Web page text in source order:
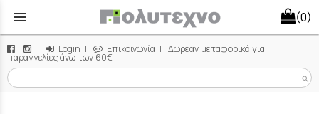
menu (0)
| Login | Επικοινωνία | Δωρεάν μεταφορικά για
παραγγελίες άνω των 60€
search